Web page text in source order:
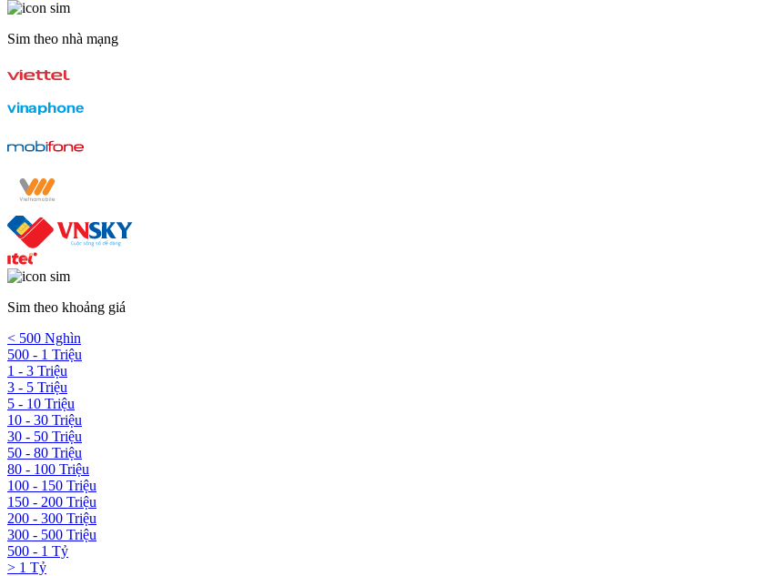
Sim theo nhà mạng
Sim theo khoảng giá
< 500 Nghìn
500 - 1 Triệu
1 - 3 Triệu
3 - 5 Triệu
5 - 10 Triệu
10 - 30 Triệu
30 - 50 Triệu
50 - 80 Triệu
80 - 100 Triệu
100 - 150 Triệu
150 - 200 Triệu
200 - 300 Triệu
300 - 500 Triệu
500 - 1 Tỷ
> 1 Tỷ